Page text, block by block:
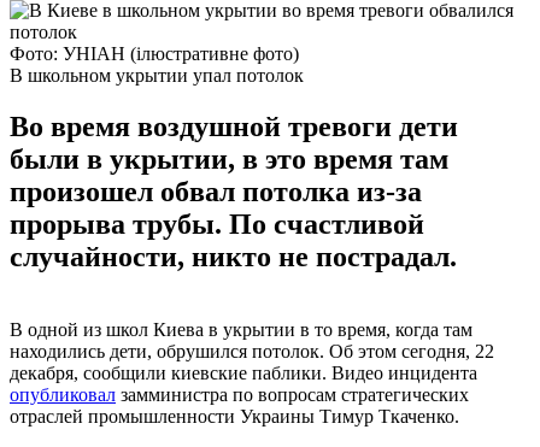
Фото: УНІАН (ілюстративне фото)
В школьном укрытии упал потолок
Во время воздушной тревоги дети
были в укрытии, в это время там
произошел обвал потолка из-за
прорыва трубы. По счастливой
случайности, никто не пострадал.
В одной из школ Киева в укрытии в то время, когда там
находились дети, обрушился потолок. Об этом сегодня, 22
декабря, сообщили киевские паблики. Видео инцидента
опубликовал замминистра по вопросам стратегических
отраслей промышленности Украины Тимур Ткаченко.